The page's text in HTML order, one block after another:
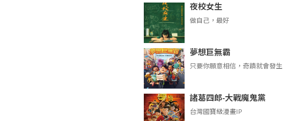
夜校女生
做自己，最好
夢想巨無霸
只要你願意相信，奇蹟就會發生
諸葛四郎-大戰魔鬼黨
台灣國寶級漫畫IP